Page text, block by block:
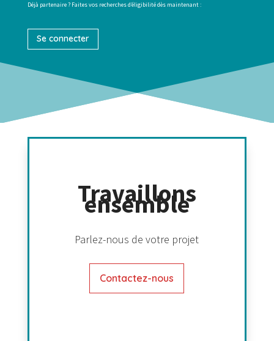
Déjà partenaire ? Faites vos recherches d’éligibilité dès maintenant :
Se connecter
Travaillons
ensemble
Parlez-nous de votre projet
Contactez-nous